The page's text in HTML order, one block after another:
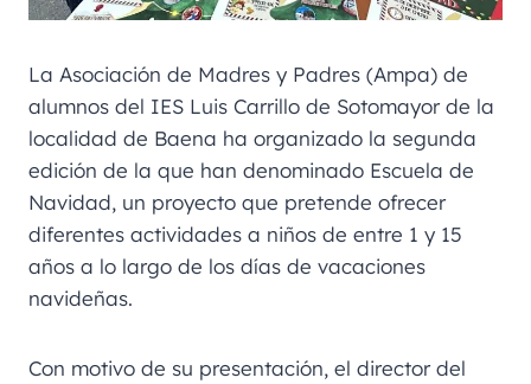
La Asociación de Madres y Padres (Ampa) de
alumnos del IES Luis Carrillo de Sotomayor de la
localidad de Baena ha organizado la segunda
edición de la que han denominado Escuela de
Navidad, un proyecto que pretende ofrecer
diferentes actividades a niños de entre 1 y 15
años a lo largo de los días de vacaciones
navideñas.
Con motivo de su presentación, el director del